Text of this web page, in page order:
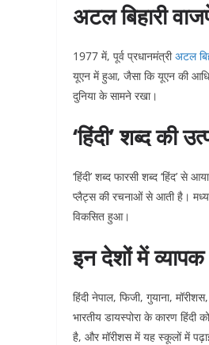
अटल बिहारी
1977 में, पूर्व प्रधानमंत्रीअटल
यूएन में हुआ, जैसा कि यूएन की
दुनिया के सामने रखा।
‘हिंदी’ शब्द की
‘हिंदी’ शब्द फारसी शब्द ‘हिंद’ से
प्लैट्स की रचनाओं से आती है।
विकसित हुआ।
इन देशों में
हिंदी नेपाल, फिजी, गुयाना,
भारतीय डायस्पोरा के कारण
है, और मॉरीशस में यह स्कूलों में